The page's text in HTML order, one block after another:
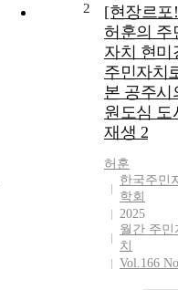
2
[현장르포!
허훈의 주
자치 현미
주민자치
본 공주시
원도심 도
재생 2
허훈
한국주민
학회
2025
월간 주민
치
Vol.166